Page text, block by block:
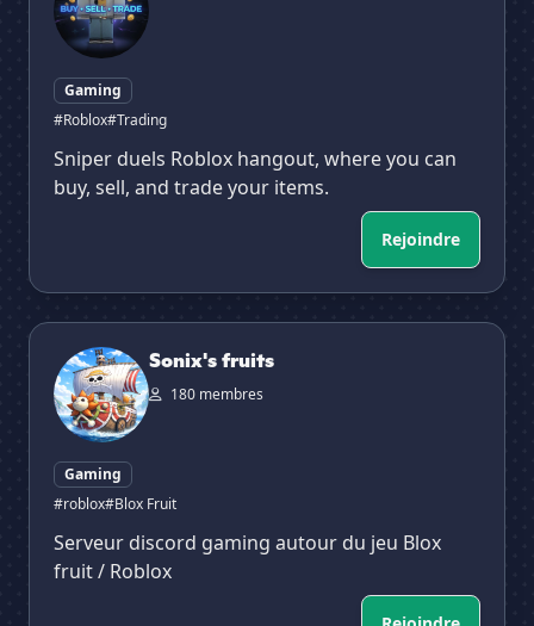
Gaming
#Roblox#Trading
Sniper duels Roblox hangout, where you can
buy, sell, and trade your items.
Rejoindre
Sonix's fruits
Sonix's fruits
180 membres
Gaming
#roblox#Blox Fruit
Serveur discord gaming autour du jeu Blox
fruit / Roblox